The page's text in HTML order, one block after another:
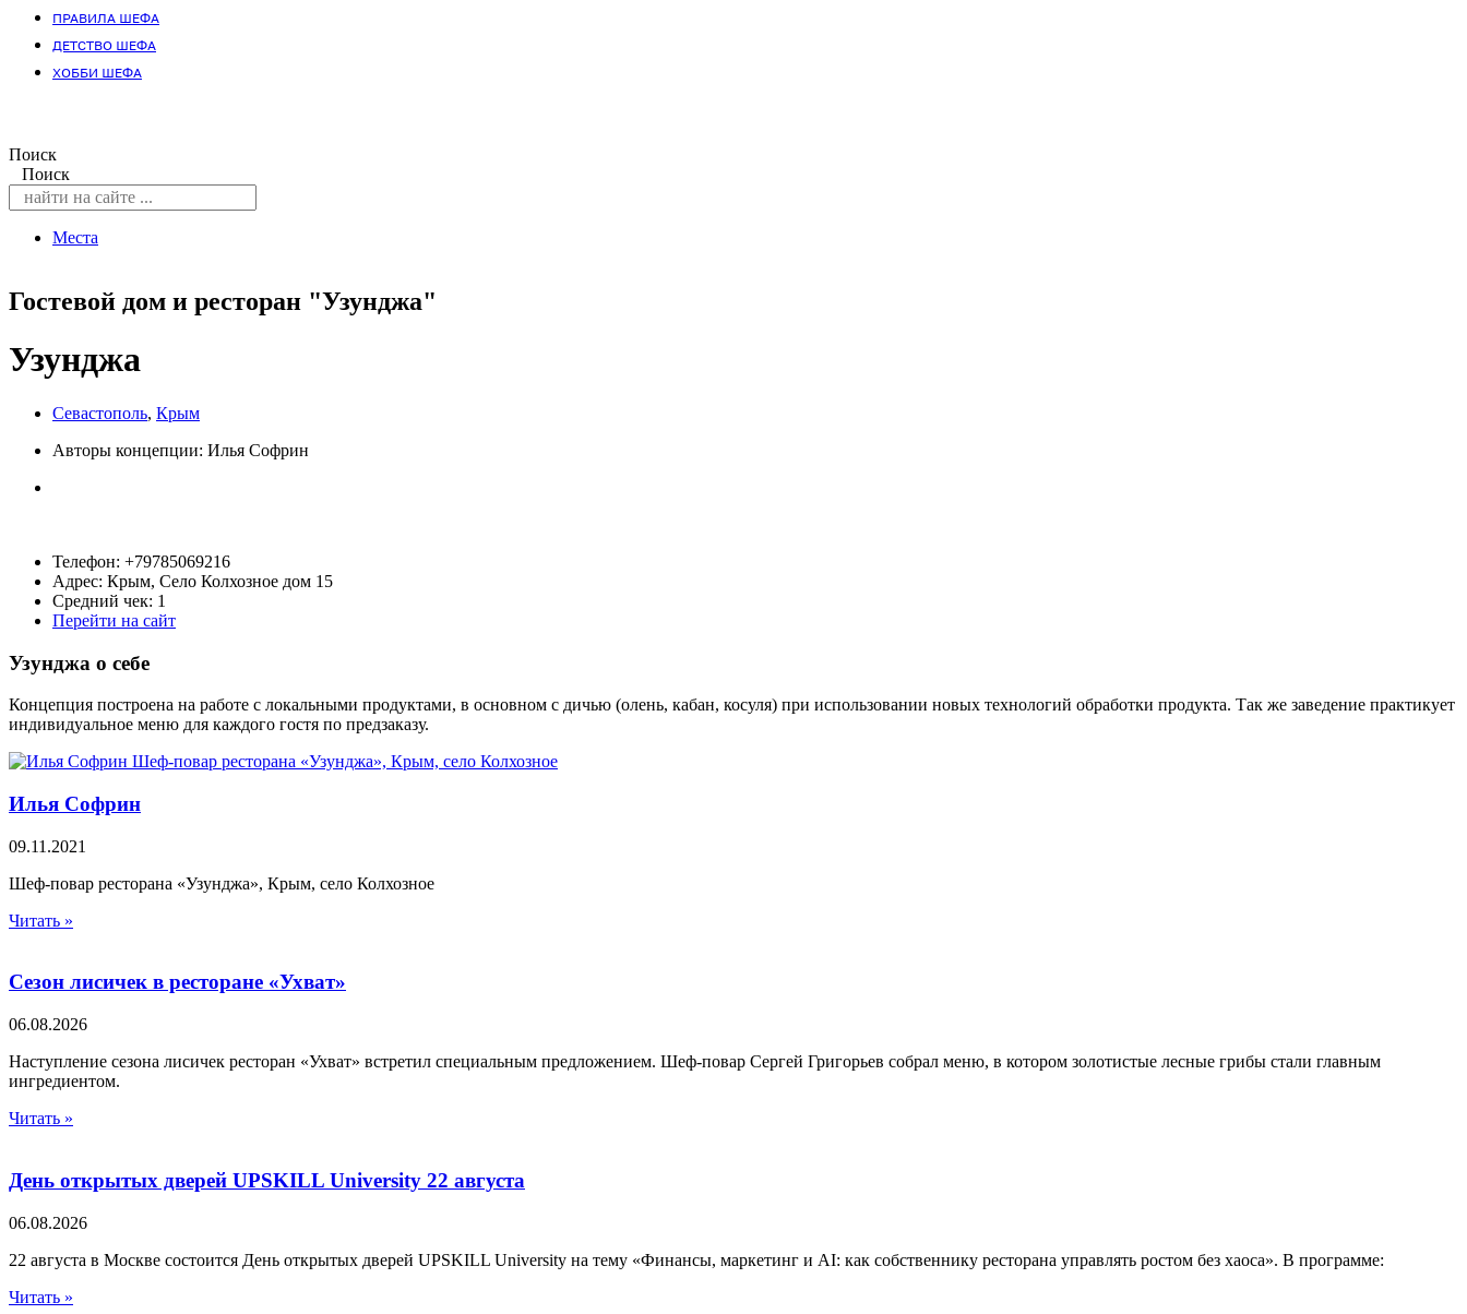
ПРАВИЛА ШЕФА
ДЕТСТВО ШЕФА
ХОББИ ШЕФА
Поиск
Поиск
Места
Гостевой дом и ресторан "Узунджа"
Узунджа
Севастополь, Крым
Авторы концепции: Илья Софрин
Телефон: +79785069216
Адрес: Крым, Село Колхозное дом 15
Средний чек: 1
Перейти на сайт
Узунджа о себе
Концепция построена на работе с локальными продуктами, в основном с дичью (олень, кабан, косуля) при использовании новых технологий обработки продукта. Так же заведение практикует
индивидуальное меню для каждого гостя по предзаказу.
Илья Софрин
09.11.2021
Шеф-повар ресторана «Узунджа», Крым, село Колхозное
Читать »
Сезон лисичек в ресторане «Ухват»
06.08.2026
Наступление сезона лисичек ресторан «Ухват» встретил специальным предложением. Шеф-повар Сергей Григорьев собрал меню, в котором золотистые лесные грибы стали главным
ингредиентом.
Читать »
День открытых дверей UPSKILL University 22 августа
06.08.2026
22 августа в Москве состоится День открытых дверей UPSKILL University на тему «Финансы, маркетинг и AI: как собственнику ресторана управлять ростом без хаоса». В программе:
Читать »